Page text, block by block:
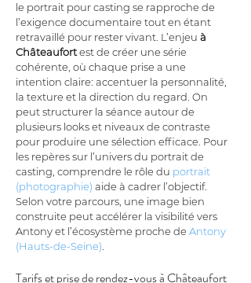
le portrait pour casting se rapproche de
l’exigence documentaire tout en étant
retravaillé pour rester vivant. L’enjeu à
Châteaufort est de créer une série
cohérente, où chaque prise a une
intention claire: accentuer la personnalité,
la texture et la direction du regard. On
peut structurer la séance autour de
plusieurs looks et niveaux de contraste
pour produire une sélection efficace. Pour
les repères sur l’univers du portrait de
casting, comprendre le rôle du portrait
(photographie) aide à cadrer l’objectif.
Selon votre parcours, une image bien
construite peut accélérer la visibilité vers
Antony et l’écosystème proche de Antony
(Hauts-de-Seine)
Tarifs et prise de rendez-vous à Châteaufort